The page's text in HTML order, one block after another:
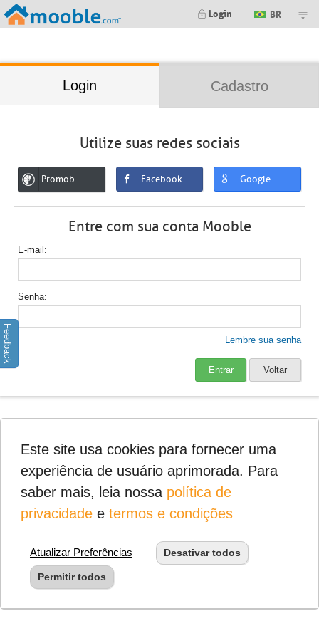
Login BR
Login Cadastro
Utilize suas redes sociais
Promob Facebook Google
Entre com sua conta Mooble
E-mail
Senha
Lembre sua senha
Entrar Voltar
Feedback
Este site usa cookies para fornecer uma
experiência de usuário aprimorada. Para
saber mais, leia nossa política de
privacidadee termos e condições
Atualizar Preferências Desativar todos
Permitir todos